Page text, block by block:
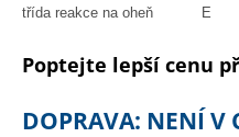
třída reakce na oheň E
Poptejte lepší cenu
DOPRAVA: NENÍ V